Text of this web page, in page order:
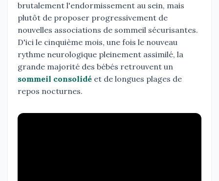
brutalement l'endormissement au sein, mais
plutôt de proposer progressivement de
nouvelles associations de sommeil sécurisantes.
D'ici le cinquième mois, une fois le nouveau
rythme neurologique pleinement assimilé, la
grande majorité des bébés retrouvent un
sommeil consolidé et de longues plages de
repos nocturnes.